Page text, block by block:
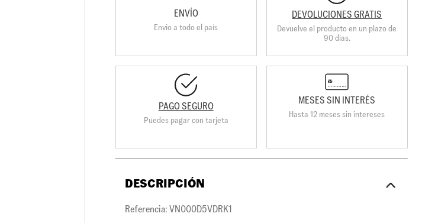
ENVÍO
Envio a todo el país
DEVOLUCIONES GRATIS
Devuelve el producto en un plazo de
90 días.
PAGO SEGURO
Puedes pagar con tarjeta
MESES SIN INTERÉS
Hasta 12 meses sin intereses
DESCRIPCIÓN
Referencia: VN000D5VDRK1